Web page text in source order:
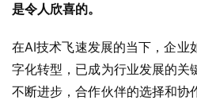
是令人欣喜的。
在AI技术飞速发展的当下，企业
字化转型，已成为行业发展的关
不断进步，合作伙伴的选择和协